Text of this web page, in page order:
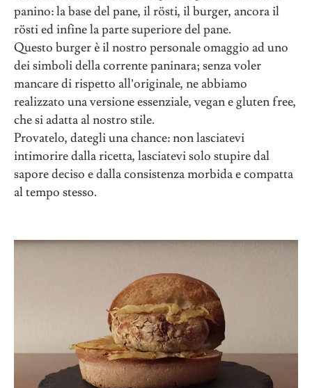
panino: la base del pane, il rösti, il burger, ancora il
rösti ed infine la parte superiore del pane.
Questo burger è il nostro personale omaggio ad uno
dei simboli della corrente paninara; senza voler
mancare di rispetto all’originale, ne abbiamo
realizzato una versione essenziale, vegan e gluten free,
che si adatta al nostro stile.
Provatelo, dategli una chance: non lasciatevi
intimorire dalla ricetta, lasciatevi solo stupire dal
sapore deciso e dalla consistenza morbida e compatta
al tempo stesso.